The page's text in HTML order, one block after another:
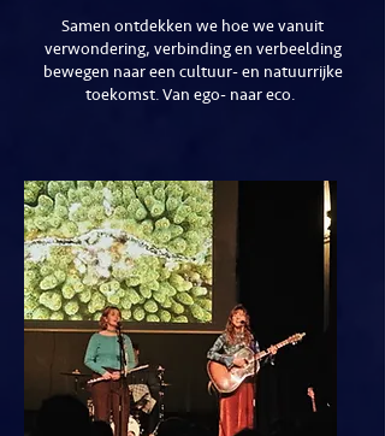
Samen ontdekken we hoe we vanuit
verwondering, verbinding en verbeelding
bewegen naar een cultuur- en natuurrijke
toekomst. Van ego- naar eco.